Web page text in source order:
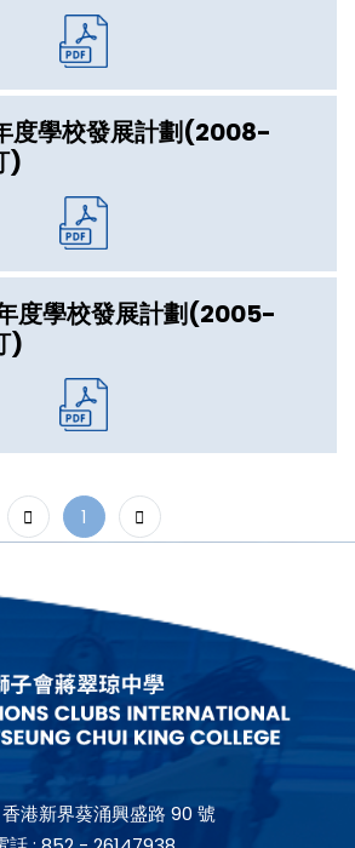
學校發展計劃(2008-
)
度學校發展計劃(2005-
)
1
香港新界葵涌興盛路 90 號